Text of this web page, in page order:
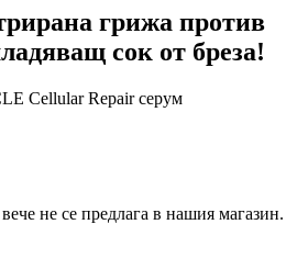
грижа против
сок от бреза!
Cellular Repair серум
не се предлага в нашия магазин.